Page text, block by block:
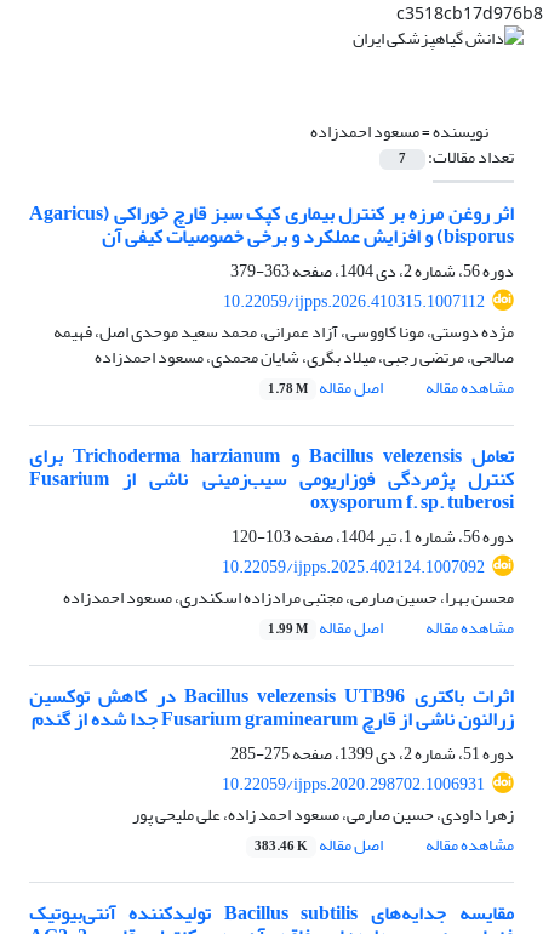
c3518cb17d976b8
نویسنده =مسعود احمدزاده
تعداد مقالات: 7
اثر روغن مرزه بر کنترل بیماری کپک سبز قارچ خوراکی (Agaricus
bisporus) و افزایش عملکرد و برخی خصوصیات کیفی آن
دوره 56، شماره 2، دی 1404، صفحه
363-379
10.22059/ijpps.2026.410315.1007112
مژده دوستی، مونا کاووسی، آزاد عمرانی، محمد سعید موحدی اصل، فهیمه
صالحی، مرتضی رجبی، میلاد بگری، شایان محمدی، مسعود احمدزاده
مشاهده مقاله
اصل مقاله 1.78 M
تعامل Bacillus velezensis و Trichoderma harzianum برای
کنترل پژمردگی فوزاریومی سیب‌زمینی ناشی از Fusarium
oxysporum f. sp. tuberosi
دوره 56، شماره 1، تیر 1404، صفحه
103-120
10.22059/ijpps.2025.402124.1007092
محسن بهرا، حسین صارمی، مجتبی مرادزاده اسکندری، مسعود احمدزاده
مشاهده مقاله
اصل مقاله 1.99 M
اثرات باکتری Bacillus velezensis UTB96 در کاهش توکسین
زرالنون ناشی از قارچ Fusarium graminearum جدا شده از گندم
دوره 51، شماره 2، دی 1399، صفحه
275-285
10.22059/ijpps.2020.298702.1006931
زهرا داودی، حسین صارمی، مسعود احمد زاده، علی ملیحی پور
مشاهده مقاله
اصل مقاله 383.46 K
مقایسه جدایه‌های ‏Bacillus subtilis‏ تولیدکننده آنتی‌بیوتیک